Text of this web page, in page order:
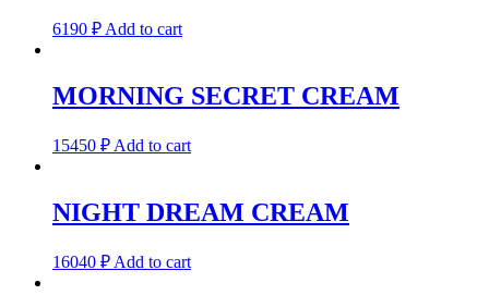
6190 ₽ Add to cart
MORNING SECRET CREAM
15450 ₽ Add to cart
NIGHT DREAM CREAM
16040 ₽ Add to cart